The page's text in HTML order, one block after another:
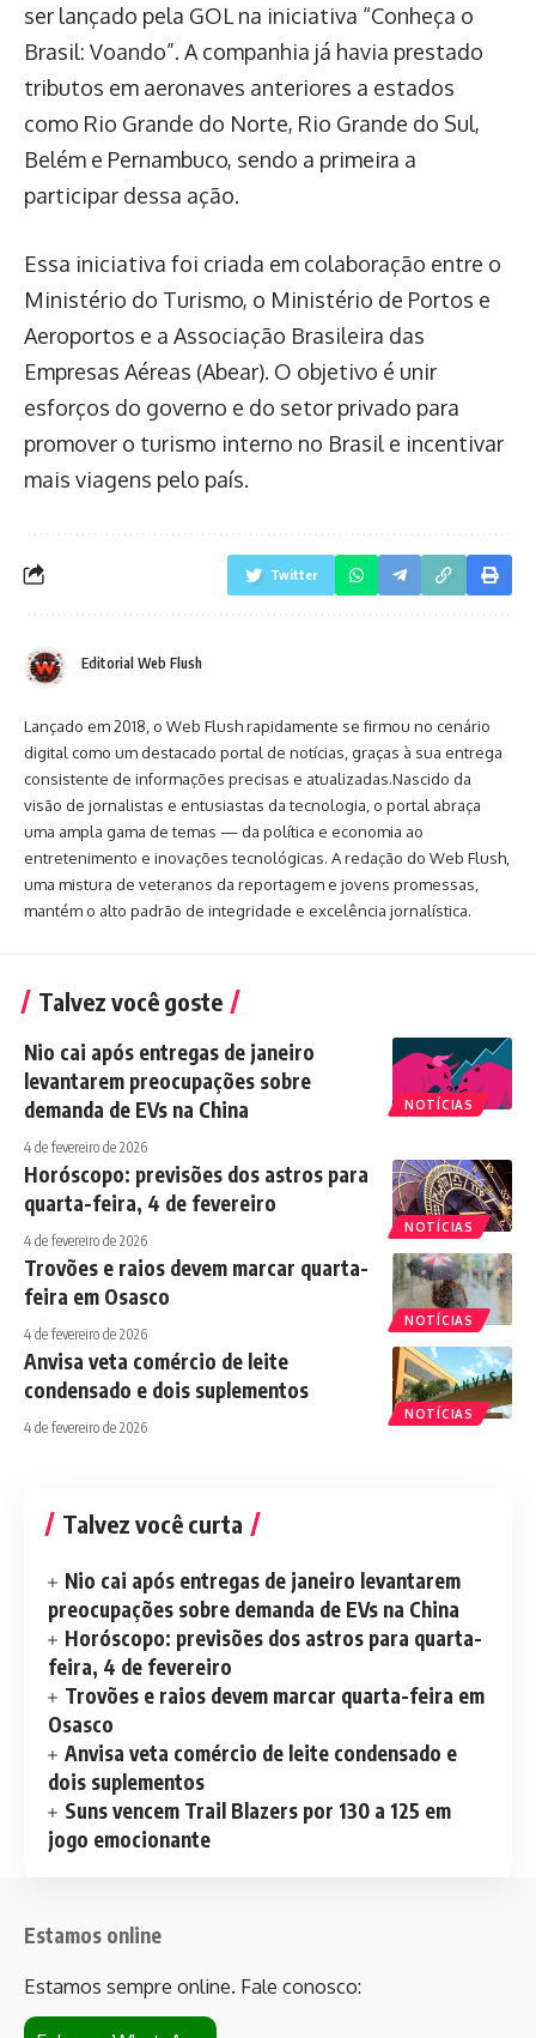
ser lançado pela GOL na iniciativa “Conheça o
Brasil: Voando”. A companhia já havia prestado
tributos em aeronaves anteriores a estados
como Rio Grande do Norte, Rio Grande do Sul,
Belém e Pernambuco, sendo a primeira a
participar dessa ação.
Essa iniciativa foi criada em colaboração entre o
Ministério do Turismo, o Ministério de Portos e
Aeroportos e a Associação Brasileira das
Empresas Aéreas (Abear). O objetivo é unir
esforços do governo e do setor privado para
promover o turismo interno no Brasil e incentivar
mais viagens pelo país.
Twitter
Editorial Web Flush
Lançado em 2018, o Web Flush rapidamente se firmou no cenário
digital como um destacado portal de notícias, graças à sua entrega
consistente de informações precisas e atualizadas.Nascido da
visão de jornalistas e entusiastas da tecnologia, o portal abraça
uma ampla gama de temas — da política e economia ao
entretenimento e inovações tecnológicas. A redação do Web Flush,
uma mistura de veteranos da reportagem e jovens promessas,
mantém o alto padrão de integridade e excelência jornalística.
Talvez você goste
NOTÍCIAS
Nio cai após entregas de janeiro
levantarem preocupações sobre
demanda de EVs na China
4 de fevereiro de 2026
NOTÍCIAS
Horóscopo: previsões dos astros para
quarta-feira, 4 de fevereiro
4 de fevereiro de 2026
NOTÍCIAS
Trovões e raios devem marcar quarta-
feira em Osasco
4 de fevereiro de 2026
NOTÍCIAS
Anvisa veta comércio de leite
condensado e dois suplementos
4 de fevereiro de 2026
Talvez você curta
Nio cai após entregas de janeiro levantarem
preocupações sobre demanda de EVs na China
Horóscopo: previsões dos astros para quarta-
feira, 4 de fevereiro
Trovões e raios devem marcar quarta-feira em
Osasco
Anvisa veta comércio de leite condensado e
dois suplementos
Suns vencem Trail Blazers por 130 a 125 em
jogo emocionante
Estamos online
Estamos sempre online. Fale conosco: